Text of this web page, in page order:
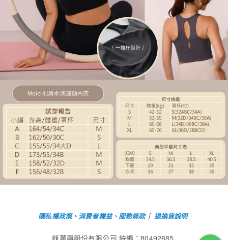
隱私權政策、消費者權益、服務條款｜ 退換貨說明
鉌萬興股份有限公司 統編：80492885